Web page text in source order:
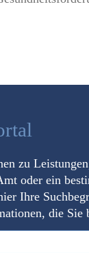
zu
oder ein
Ihre
die Sie